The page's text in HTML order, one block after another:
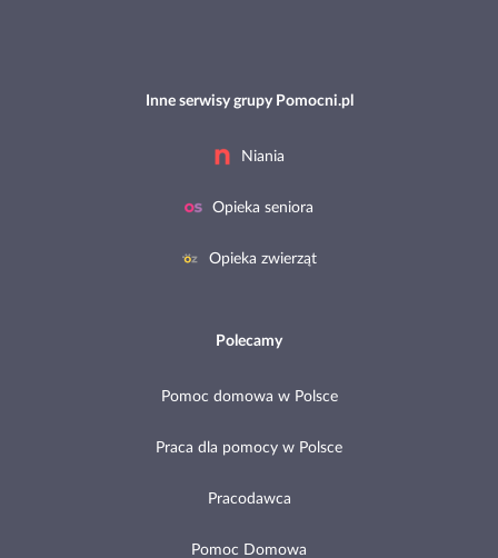
Inne serwisy grupy Pomocni.pl
Niania
Opieka seniora
Opieka zwierząt
Polecamy
Pomoc domowa w Polsce
Praca dla pomocy w Polsce
Pracodawca
Pomoc Domowa